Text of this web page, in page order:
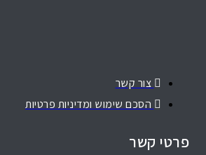
צור קשר
הסכם שימוש ומדיניות פרטיות
פרטי קשר